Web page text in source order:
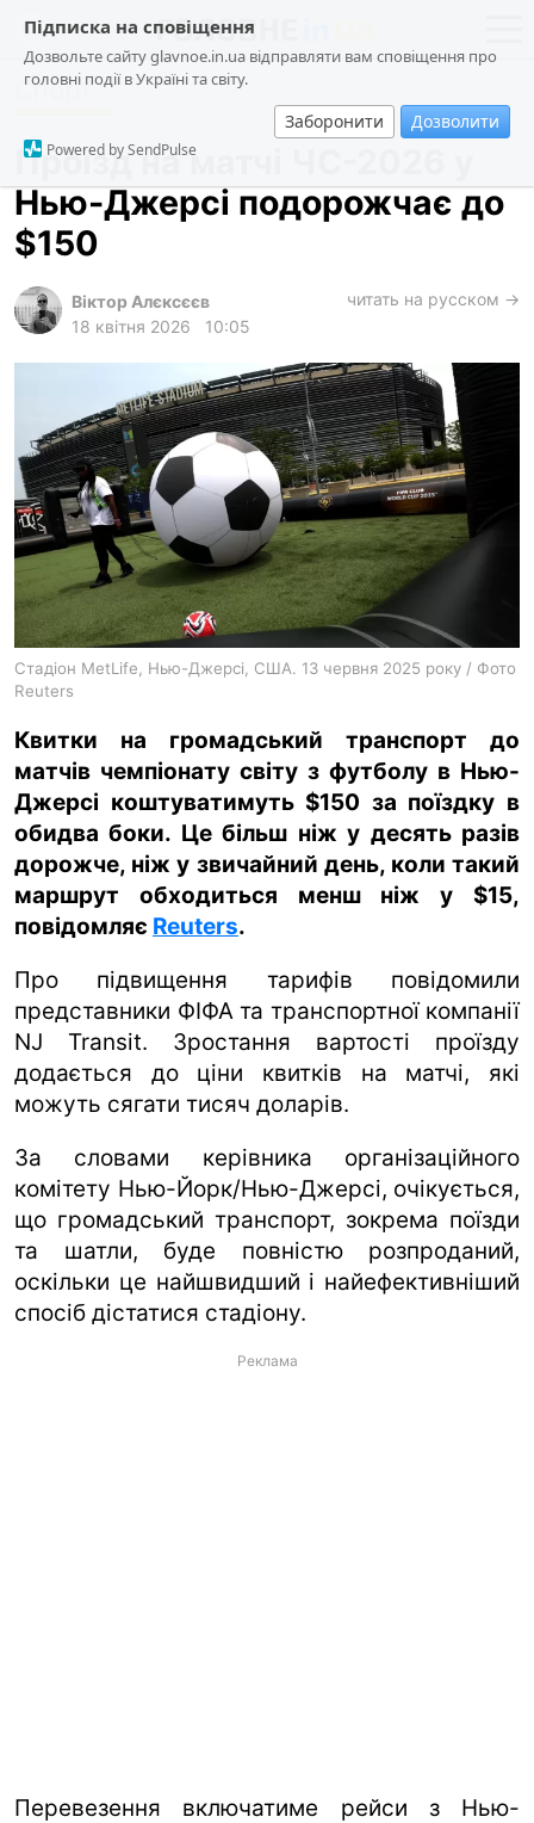
Підписка на сповіщення
Дозвольте сайту glavnoe.in.ua відправляти вам сповіщення про
головні події в Україні та світу.
Заборонити Дозволити
Powered by SendPulse
новини
про проєкт
суспільство
події
лонгріди
харків
архів
gambling
ru en
Спорт
Проїзд на матчі ЧС-2026 у
Нью-Джерсі подорожчає до
$150
Віктор Алєксєєв
18 квітня 2026
10:05
читать на русском →
Стадіон MetLife, Нью-Джерсі, США. 13 червня 2025 року / Фото
Reuters
Квитки на громадський транспорт до
матчів чемпіонату світу з футболу в Нью-
Джерсі коштуватимуть $150 за поїздку в
обидва боки. Це більш ніж у десять разів
дорожче, ніж у звичайний день, коли такий
маршрут обходиться менш ніж у $15,
повідомляє Reuters.
Про підвищення тарифів повідомили
представники ФІФА та транспортної компанії
NJ Transit. Зростання вартості проїзду
додається до ціни квитків на матчі, які
можуть сягати тисяч доларів.
За словами керівника організаційного
комітету Нью-Йорк/Нью-Джерсі, очікується,
що громадський транспорт, зокрема поїзди
та шатли, буде повністю розпроданий,
оскільки це найшвидший і найефективніший
спосіб дістатися стадіону.
Реклама
Перевезення включатиме рейси з Нью-